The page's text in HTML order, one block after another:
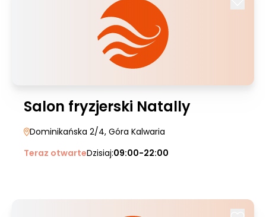
Salon fryzjerski Natally
Dominikańska 2/4, Góra Kalwaria
Teraz otwarteDzisiaj:09:00-22:00